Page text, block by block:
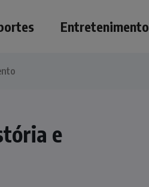
Entretenimento
e